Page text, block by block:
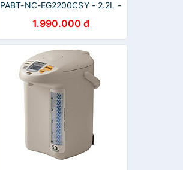
PABT-NC-EG2200CSY - 2.2L -
1.990.000 đ